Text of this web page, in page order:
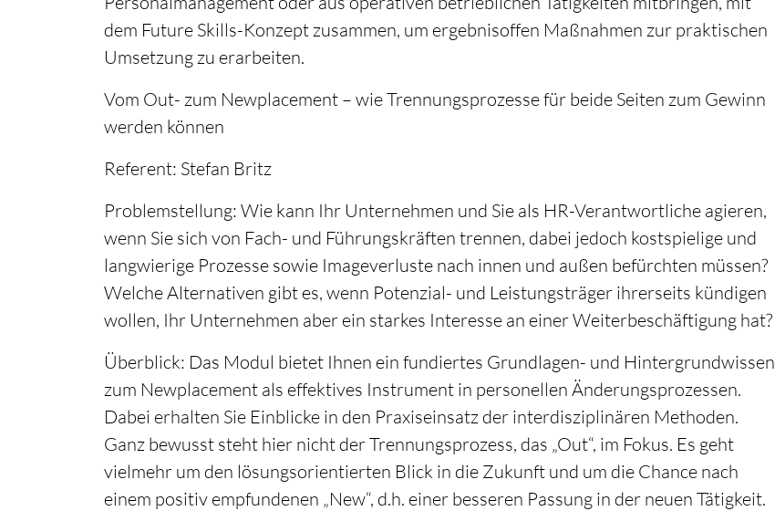
dem Future Skills-Konzept zusammen, um ergebnisoffen Maßnahmen zur praktischen
Umsetzung zu erarbeiten.
Vom Out- zum Newplacement – wie Trennungsprozesse für beide Seiten zum Gewinn
werden können
Referent: Stefan Britz
Problemstellung: Wie kann Ihr Unternehmen und Sie als HR-Verantwortliche agieren,
wenn Sie sich von Fach- und Führungskräften trennen, dabei jedoch kostspielige und
langwierige Prozesse sowie Imageverluste nach innen und außen befürchten müssen?
Welche Alternativen gibt es, wenn Potenzial- und Leistungsträger ihrerseits kündigen
wollen, Ihr Unternehmen aber ein starkes Interesse an einer Weiterbeschäftigung hat?
Überblick: Das Modul bietet Ihnen ein fundiertes Grundlagen- und Hintergrundwissen
zum Newplacement als effektives Instrument in personellen Änderungsprozessen.
Dabei erhalten Sie Einblicke in den Praxiseinsatz der interdisziplinären Methoden.
Ganz bewusst steht hier nicht der Trennungsprozess, das „Out“, im Fokus. Es geht
vielmehr um den lösungsorientierten Blick in die Zukunft und um die Chance nach
einem positiv empfundenen „New“, d.h. einer besseren Passung in der neuen Tätigkeit.